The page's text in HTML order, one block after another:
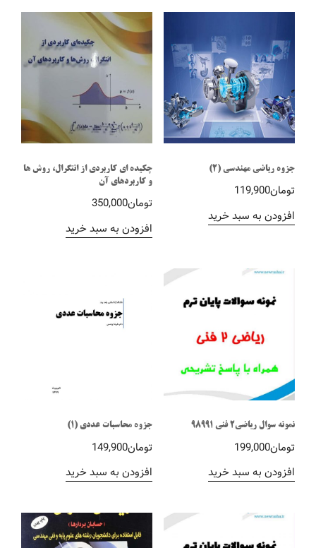
جزوه ریاضی مهندسی (2)
تومان119,900
افزودن به سبد خرید
چکیده ای کاربردی از انتگرال، روش ها
و کاربردهای آن
تومان350,000
افزودن به سبد خرید
نمونه سوال ریاضی2 فنی 98991
تومان199,000
افزودن به سبد خرید
جزوه محاسبات عددی (1)
تومان149,900
افزودن به سبد خرید